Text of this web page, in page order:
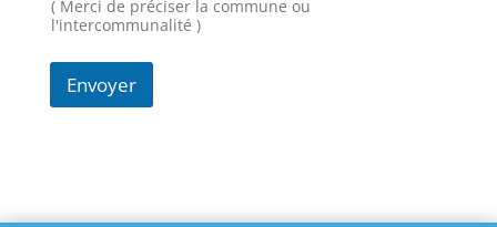
m
( Merci de préciser la commune ou
l'intercommunalité )
Envoyer